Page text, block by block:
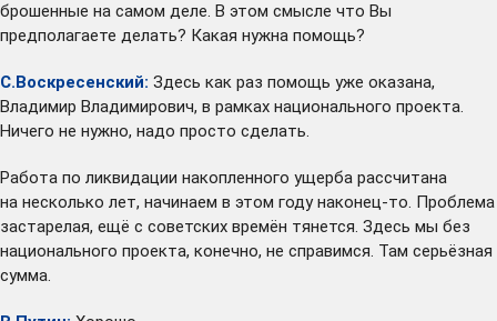
брошенные на самом деле. В этом смысле что Вы
предполагаете делать? Какая нужна помощь?
С.Воскресенский: Здесь как раз помощь уже оказана,
Владимир Владимирович, в рамках национального проекта.
Ничего не нужно, надо просто сделать.
Работа по ликвидации накопленного ущерба рассчитана
на несколько лет, начинаем в этом году наконец-то. Проблема
застарелая, ещё с советских времён тянется. Здесь мы без
национального проекта, конечно, не справимся. Там серьёзная
сумма.